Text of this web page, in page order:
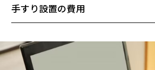
手すり設置の費用